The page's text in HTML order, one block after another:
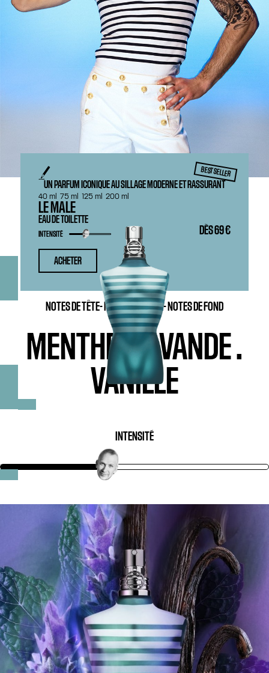
BEST SELLER
UN PARFUM ICONIQUE AU SILLAGE MODERNE ET RASSURANT
LE MALE
EAU DE TOILETTE
DÈS69 €
INTENSITÉ
40 ml 75 ml 125 ml 200 ml
ACHETER
NOTES DE TÊTE- NOTES DE CŒUR- NOTES DE FOND
MENTHE.LAVANDE.
VANILLE
INTENSITÉ